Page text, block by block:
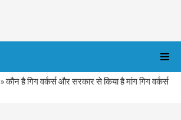
»कौन है गिग वर्कर्स और सरकार से किया है मांग गिग वर्कर्स